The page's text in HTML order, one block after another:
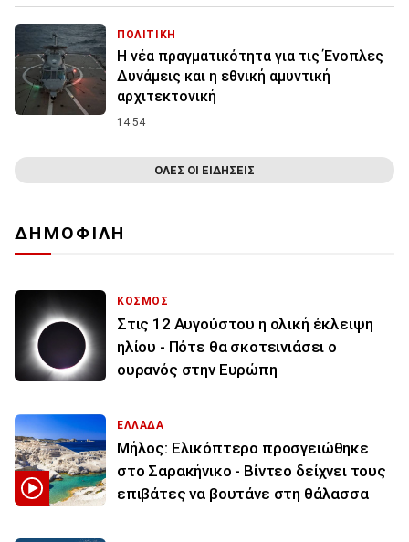
ΠΟΛΙΤΙΚΗ
Η νέα πραγματικότητα για τις Ένοπλες
Δυνάμεις και η εθνική αμυντική
αρχιτεκτονική
14:54
ΟΛΕΣ ΟΙ ΕΙΔΗΣΕΙΣ
ΔΗΜΟΦΙΛΗ
ΚΟΣΜΟΣ
Στις 12 Αυγούστου η ολική έκλειψη
ηλίου - Πότε θα σκοτεινιάσει ο
ουρανός στην Ευρώπη
ΕΛΛΑΔΑ
Μήλος: Ελικόπτερο προσγειώθηκε
στο Σαρακήνικο - Βίντεο δείχνει τους
επιβάτες να βουτάνε στη θάλασσα